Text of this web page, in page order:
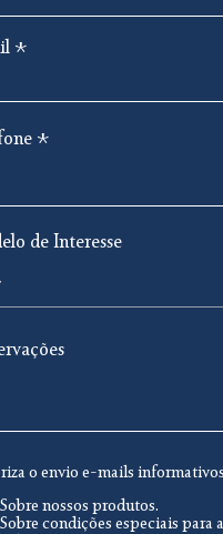
de Interesse
o envio e-mails
Sobre nossos produtos.
Sobre condições especiais